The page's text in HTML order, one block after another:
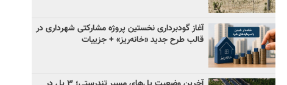
آغاز گودبرداری نخستین پروژه مشارکتی شهرداری در
قالب طرح جدید «خانه‌ریز» + جزییات